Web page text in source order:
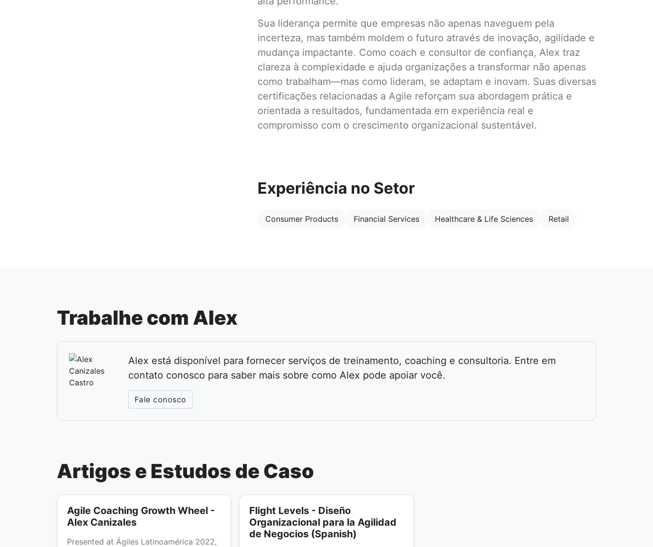
Sua liderança permite que empresas não apenas naveguem pela
incerteza, mas também moldem o futuro através de inovação, agilidade e
mudança impactante. Como coach e consultor de confiança, Alex traz
clareza à complexidade e ajuda organizações a transformar não apenas
como trabalham—mas como lideram, se adaptam e inovam. Suas diversas
certificações relacionadas a Agile reforçam sua abordagem prática e
orientada a resultados, fundamentada em experiência real e
compromisso com o crescimento organizacional sustentável.
Experiência no Setor
Consumer Products Financial Services Healthcare & Life Sciences Retail
Trabalhe com Alex
Alex está disponível para fornecer serviços de treinamento, coaching e consultoria. Entre em
contato conosco para saber mais sobre como Alex pode apoiar você.
Fale conosco
Artigos e Estudos de Caso
Agile Coaching Growth Wheel -
Alex Canizales
Presented at Ágiles Latinoamérica 2022,
Flight Levels - Diseño
Organizacional para la Agilidad
de Negocios (Spanish)